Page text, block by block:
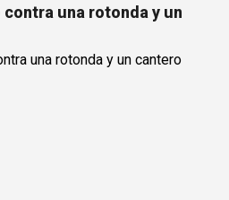
una rotonda y un